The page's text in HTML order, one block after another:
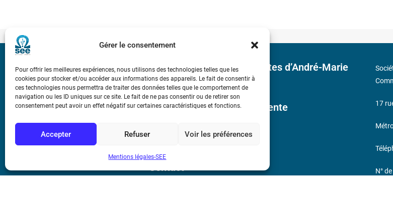
Gérer le consentement
Pour offrir les meilleures expériences, nous utilisons des technologies telles que les
cookies pour stocker et/ou accéder aux informations des appareils. Le fait de consentir à
ces technologies nous permettra de traiter des données telles que le comportement de
navigation ou les ID uniques sur ce site. Le fait de ne pas consentir ou de retirer son
consentement peut avoir un effet négatif sur certaines caractéristiques et fonctions.
Accepter Refuser Voir les préférences
Mentions légales-SEE
Bicentenaire des découvertes d’André-Marie
Ampère
Conditions Générales de Vente
Mentions légales
Contact
17
N°